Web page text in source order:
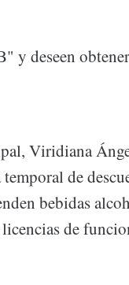
y deseen
Viridiana
de
bebidas
de